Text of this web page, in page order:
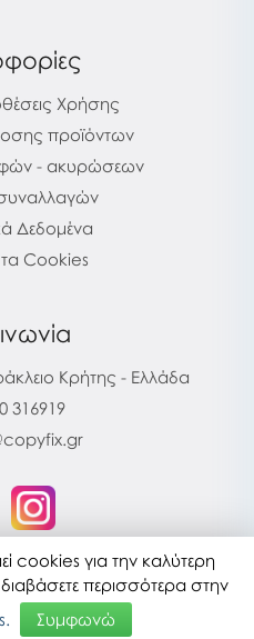
Χρήσης
προϊόντων
- ακυρώσεων
Δεδομένα
τα Cookies
Κρήτης - Ελλάδα
316919
© 2026
: 28-07-2026 16:22
cookies για την καλύτερη
περισσότερα στην
Συμφωνώ